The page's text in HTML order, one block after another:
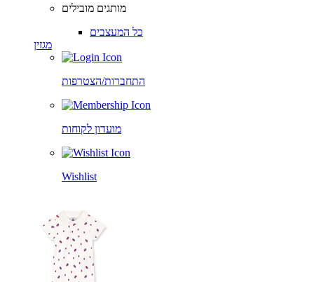
מותגים מובילים
כל המעצבים
מגזין
התחברות/הצטרפות
מועדון לקוחות
Wishlist